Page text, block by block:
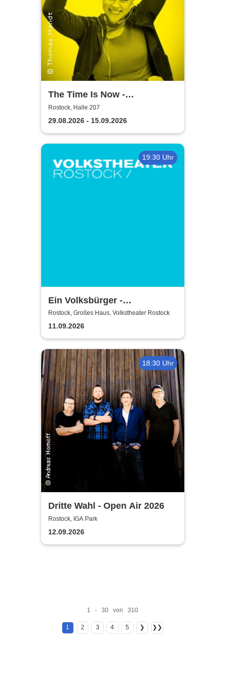
The Time Is Now -
Volkstheater Rostock
Rostock, Halle 207
29.08.2026 - 15.09.2026
19:30 Uhr
Ein Volksbürger -
Volkstheater Rostock
Rostock, Großes Haus, Volkstheater Rostock
11.09.2026
18:30 Uhr
Dritte Wahl - Open Air 2026
Rostock, IGA Park
12.09.2026
1 - 30 von 310
1 2 3 4 5 ❯ ❯❯